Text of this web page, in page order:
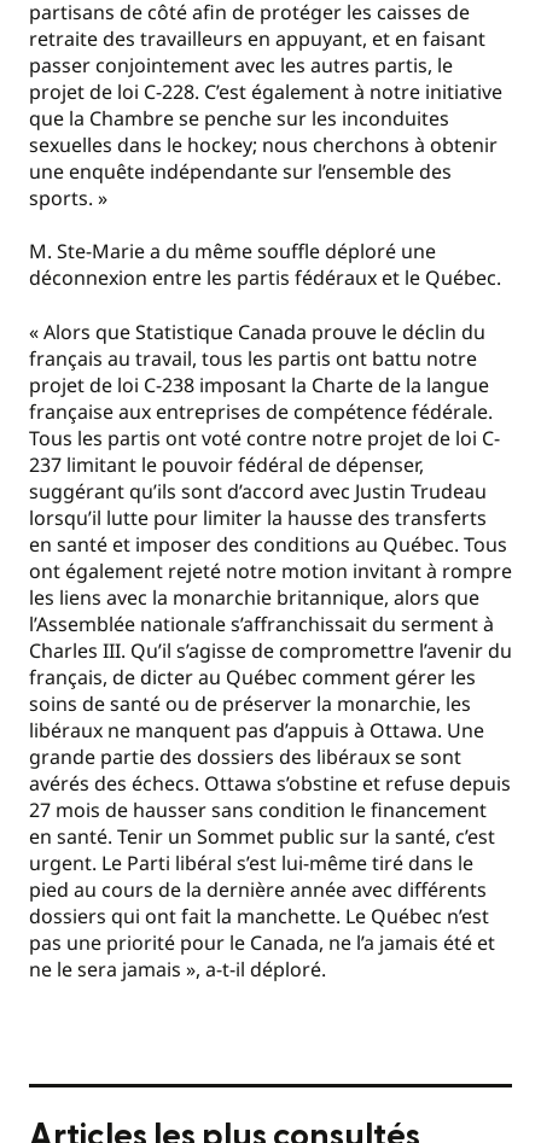
partisans de côté afin de protéger les caisses de
retraite des travailleurs en appuyant, et en faisant
passer conjointement avec les autres partis, le
projet de loi C-228. C’est également à notre initiative
que la Chambre se penche sur les inconduites
sexuelles dans le hockey; nous cherchons à obtenir
une enquête indépendante sur l’ensemble des
sports. »
M. Ste-Marie a du même souffle déploré une
déconnexion entre les partis fédéraux et le Québec.
« Alors que Statistique Canada prouve le déclin du
français au travail, tous les partis ont battu notre
projet de loi C-238 imposant la Charte de la langue
française aux entreprises de compétence fédérale.
Tous les partis ont voté contre notre projet de loi C-
237 limitant le pouvoir fédéral de dépenser,
suggérant qu’ils sont d’accord avec Justin Trudeau
lorsqu’il lutte pour limiter la hausse des transferts
en santé et imposer des conditions au Québec. Tous
ont également rejeté notre motion invitant à rompre
les liens avec la monarchie britannique, alors que
l’Assemblée nationale s’affranchissait du serment à
Charles III. Qu’il s’agisse de compromettre l’avenir du
français, de dicter au Québec comment gérer les
soins de santé ou de préserver la monarchie, les
libéraux ne manquent pas d’appuis à Ottawa. Une
grande partie des dossiers des libéraux se sont
avérés des échecs. Ottawa s’obstine et refuse depuis
27 mois de hausser sans condition le financement
en santé. Tenir un Sommet public sur la santé, c’est
urgent. Le Parti libéral s’est lui-même tiré dans le
pied au cours de la dernière année avec différents
dossiers qui ont fait la manchette. Le Québec n’est
pas une priorité pour le Canada, ne l’a jamais été et
ne le sera jamais », a-t-il déploré.